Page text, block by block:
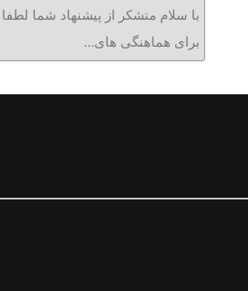
با سلام متشکر از پیشنهاد شما لطفا
برای هماهنگی های…